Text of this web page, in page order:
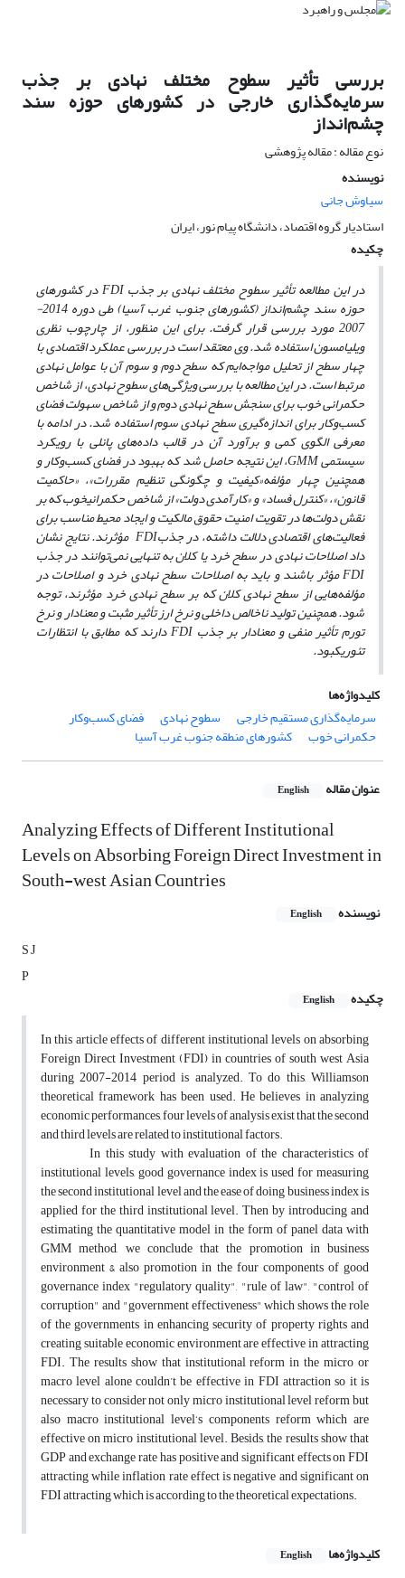
بررسی تأثیر سطوح مختلف نهادی بر جذب
سرمایه‌گذاری خارجی در کشورهای حوزه سند
چشم‌انداز
نوع مقاله : مقاله پژوهشی
نویسنده
سیاوش جانی
استادیار گروه اقتصاد، دانشگاه پیام نور، ایران
چکیده
در این مطالعه تأثیر سطوح مختلف نهادی بر جذبFDIدر کشورهای
حوزه سند چشم‌انداز (کشورهای جنوب غرب آسیا) طی دوره 2014-
2007 مورد بررسی قرار گرفت. برای این منظور، از چارچوب نظری
ویلیامسون استفاده شد. وی معتقد است در بررسی عملکرد اقتصادی با
چهار سطح از تحلیل مواجه‌ایم که سطح دوم و سوم آن با عوامل نهادی
مرتبط است. در این مطالعه با بررسی ویژگی‌های سطوح نهادی، از شاخص
حکمرانی خوب برای سنجش سطح نهادی دوم و از شاخص سهولت فضای
کسب‌وکار برای اندازه‌گیری سطح نهادی سوم استفاده شد. در ادامه با
معرفی الگوی کمی و برآورد آن در قالب داده‌های پانلی با رویکرد
سیستمیGMM، این نتیجه حاصل شد که بهبود در فضای کسب‌وکار و
همچنین چهار مؤلفه«کیفیت و چگونگی تنظیم مقررات»، «حاکمیت
قانون»، «کنترل فساد» و «کارآمدی دولت» از شاخص حکمرانیخوب که بر
نقش دولت‌ها در تقویت امنیت حقوق مالکیت و ایجاد محیط مناسب برای
فعالیت‌های اقتصادی دلالت داشته، در جذبFDI مؤثرند. نتایج نشان
داد اصلاحات نهادی در سطح خرد یا کلان به تنهایی نمی‌توانند در جذب
FDIمؤثر باشند و باید به اصلاحات سطح نهادی خرد و اصلاحات در
مؤلفه‌هایی از سطح نهادی کلان که بر سطح نهادی خرد مؤثرند، توجه
شود. همچنین تولید ناخالص داخلی و نرخ ارز تأثیر مثبت و معنادار و نرخ
تورم تأثیر منفی و معنادار بر جذبFDIدارند که مطابق با انتظارات
تئوریکبود.
کلیدواژه‌ها
سرمایه‌گذاری مستقیم خارجی
سطوح نهادی فضای کسب‌وکار
حکمرانی خوب کشورهای منطقه جنوب غرب آسیا
عنوان مقاله English
Analyzing Effects of Different Institutional
Levels on Absorbing Foreign Direct Investment in
South-west Asian Countries
نویسنده English
S J
P
چکیده
English
In this article effects of different institutional levels on absorbing
Foreign Direct Investment (FDI) in countries of south west Asia
during 2007-2014 period is analyzed. To do this, Williamson
theoretical framework has been used. He believes in analyzing
economic performances, four levels of analysis exist that the second
and third levels are related to institutional factors.
In this study with evaluation of the characteristics of
institutional levels, good governance index is used for measuring
the second institutional level and the ease of doing business index is
applied for the third institutional level. Then by introducing and
estimating the quantitative model in the form of panel data with
GMM method, we conclude that the promotion in business
environment & also promotion in the four components of good
governance index "regulatory quality", "rule of law", "control of
corruption" and "government effectiveness" which shows the role
of the governments in enhancing security of property rights and
creating suitable economic environment are effective in attracting
FDI. The results show that institutional reform in the micro or
macro level alone couldn’t be effective in FDI attraction so it is
necessary to consider not only micro institutional level reform but
also macro institutional level‘s components reform which are
effective on micro institutional level. Besids, the results show that
GDP and exchange rate has positive and significant effects on FDI
attracting while inflation rate effect is negative and significant on
FDI attracting which is according to the theoretical expectations.
کلیدواژه‌ها English